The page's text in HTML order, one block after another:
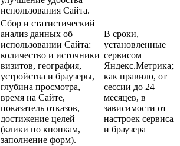
использования Сайта.
Сбор и статистический
анализ данных об
использовании Сайта:
количество и источники
визитов, география,
устройства и браузеры,
глубина просмотра,
время на Сайте,
показатель отказов,
достижение целей
(клики по кнопкам,
заполнение форм).
В сроки,
установленные
сервисом
Яндекс.Метрика;
как правило, от
сессии до 24
месяцев, в
зависимости от
настроек сервиса
и браузера